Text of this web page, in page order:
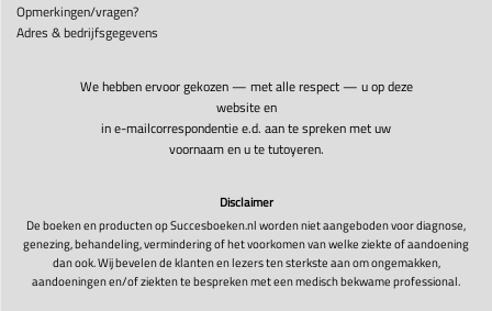
Opmerkingen/vragen?
Adres & bedrijfsgegevens
We hebben ervoor gekozen — met alle respect — u op deze
website en
in e-mailcorrespondentie e.d. aan te spreken met uw
voornaam en u te tutoyeren.
Disclaimer
De boeken en producten op Succesboeken.nl worden niet aangeboden voor diagnose,
genezing, behandeling, vermindering of het voorkomen van welke ziekte of aandoening
dan ook. Wij bevelen de klanten en lezers ten sterkste aan om ongemakken,
aandoeningen en/of ziekten te bespreken met een medisch bekwame professional.